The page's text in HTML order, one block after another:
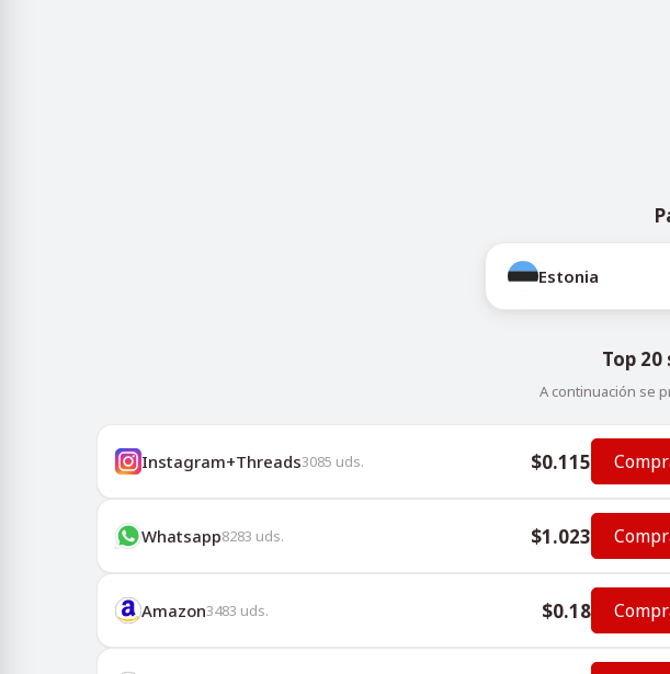
Estonia
Top
A continuación se
Instagram+Threads3085 uds. $0.115
Whatsapp8283 uds. $1.023
Amazon3483 uds. $0.18